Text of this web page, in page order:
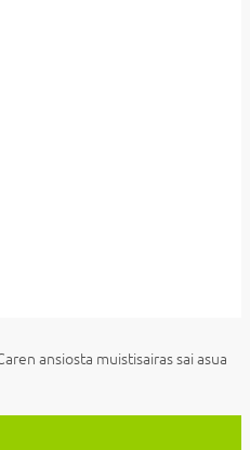
ansiosta muistisairas sai asua